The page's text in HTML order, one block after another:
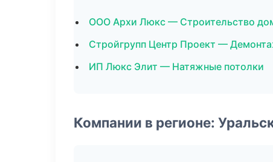
ООО Архи Люкс — Строительство
Стройгрупп Центр Проект —
ИП Люкс Элит — Натяжные потолки
Компании в регионе: